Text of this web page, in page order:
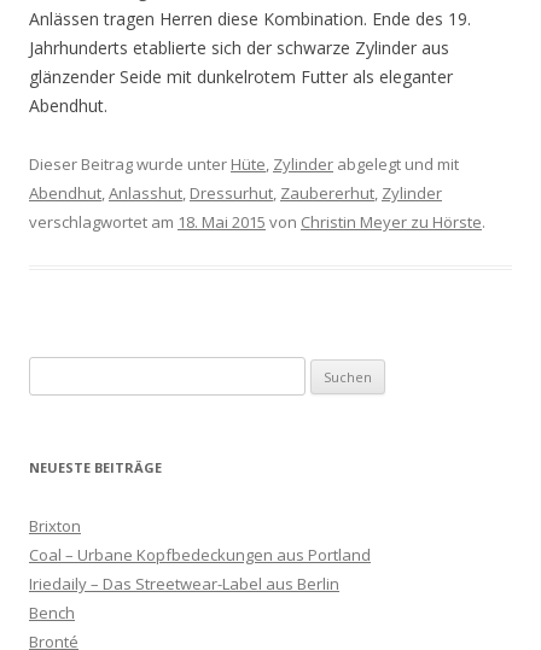
Anlässen tragen Herren diese Kombination. Ende des 19.
Jahrhunderts etablierte sich der schwarze Zylinder aus
glänzender Seide mit dunkelrotem Futter als eleganter
Abendhut.
Dieser Beitrag wurde unter Hüte, Zylinder abgelegt und mit
Abendhut,Anlasshut, Dressurhut, Zaubererhut, Zylinder
verschlagwortet am 18. Mai 2015 von Christin Meyer zu Hörste.
nach:
NEUESTE BEITRÄGE
Brixton
Coal – Urbane Kopfbedeckungen aus Portland
Iriedaily – Das Streetwear-Label aus Berlin
Bench
Bronté